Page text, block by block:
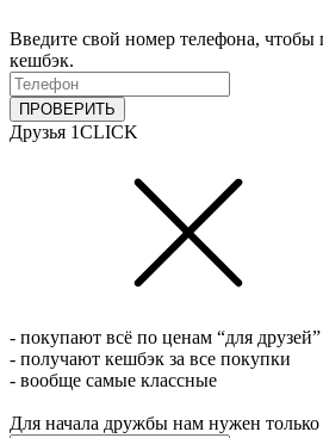
Введите свой номер телефона, чтобы
кешбэк.
ПРОВЕРИТЬ
Друзья 1CLICK
- покупают всё по ценам “для друзей”
- получают кешбэк за все покупки
- вообще самые классные
Для начала дружбы нам нужен